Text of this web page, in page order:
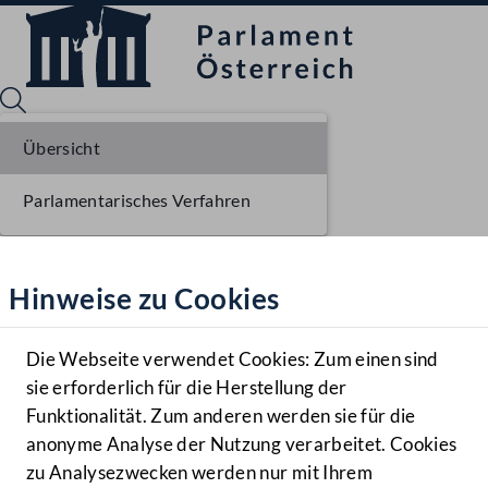
Hilfe
Benutzer
Navigationsmenü öffnen
MENÜ
Hinweise zu Cookies
Die Webseite verwendet Cookies: Zum einen sind
sie erforderlich für die Herstellung der
Funktionalität. Zum anderen werden sie für die
anonyme Analyse der Nutzung verarbeitet. Cookies
zu Analysezwecken werden nur mit Ihrem
Übersicht
Parlamentarisches Verfahren